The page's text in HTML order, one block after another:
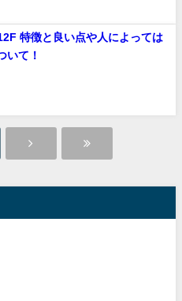
特徴と良い点や人によっては
いて！